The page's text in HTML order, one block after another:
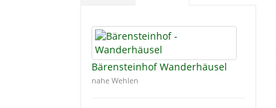
Bärensteinhof Wanderhäusel
nahe Wehlen